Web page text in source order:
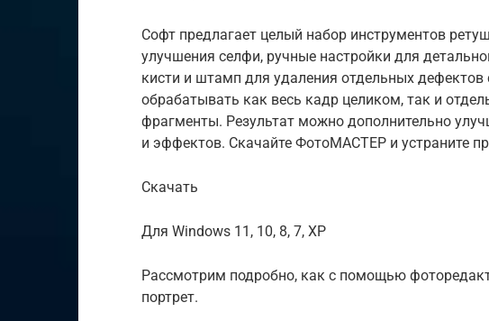
Софт предлагает целый набор инструментов
улучшения селфи, ручные настройки для
кисти и штамп для удаления отдельных дефектов
обрабатывать как весь кадр целиком, так и
фрагменты. Результат можно дополнительно
и эффектов. Скачайте ФотоМАСТЕР и устраните
Скачать
Для Windows 11, 10, 8, 7, ХР
Рассмотрим подробно, как с помощью
портрет.